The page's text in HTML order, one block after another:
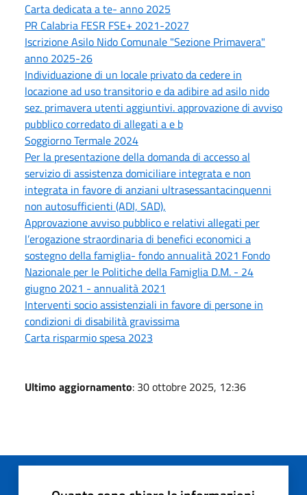
Carta dedicata a te- anno 2025
PR Calabria FESR FSE+ 2021-2027
Iscrizione Asilo Nido Comunale "Sezione Primavera"
anno 2025-26
Individuazione di un locale privato da cedere in
locazione ad uso transitorio e da adibire ad asilo nido
sez. primavera utenti aggiuntivi. approvazione di avviso
pubblico corredato di allegati a e b
Soggiorno Termale 2024
Per la presentazione della domanda di accesso al
servizio di assistenza domiciliare integrata e non
integrata in favore di anziani ultrasessantacinquenni
non autosufficienti (ADI, SAD),
Approvazione avviso pubblico e relativi allegati per
l’erogazione straordinaria di benefici economici a
sostegno della famiglia- fondo annualità 2021 Fondo
Nazionale per le Politiche della Famiglia D.M. - 24
giugno 2021 - annualità 2021
Interventi socio assistenziali in favore di persone in
condizioni di disabilità gravissima
Carta risparmio spesa 2023
Ultimo aggiornamento: 30 ottobre 2025, 12:36